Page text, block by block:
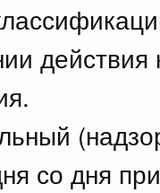
действия
со дня